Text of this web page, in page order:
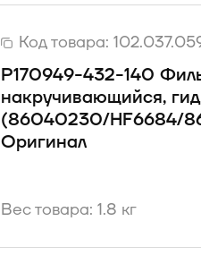
Код товара:
P170949-432-140
накручивающийся,
(86040230/HF6684/
Оригинал
Вес товара: 1.8 кг